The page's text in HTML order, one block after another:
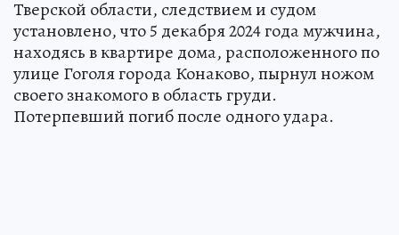
Тверской области, следствием и судом
установлено, что 5 декабря 2024 года мужчина,
находясь в квартире дома, расположенного по
улице Гоголя города Конаково, пырнул ножом
своего знакомого в область груди.
Потерпевший погиб после одного удара.